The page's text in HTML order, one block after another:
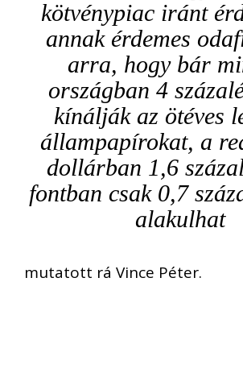
kötvénypiac iránt
annak érdemes
arra, hogy bár
országban 4
kínálják az ötéves
állampapírokat, a
dollárban 1,6
fontban csak 0,7
alakulhat
mutatott rá Vince Péter.